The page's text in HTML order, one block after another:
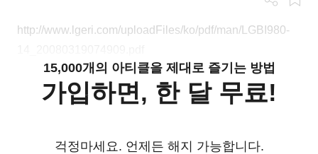
http://www.lgeri.com/uploadFiles/ko/pdf/man/LGBI980-
15,000개의 아티클을 제대로 즐기는 방법
가입하면, 한 달 무료!
걱정마세요. 언제든 해지 가능합니다.